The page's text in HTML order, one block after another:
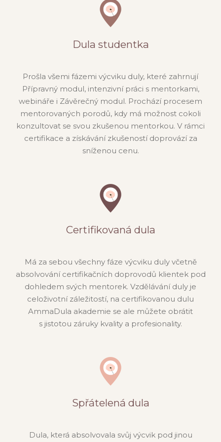
Dula studentka
Prošla všemi fázemi výcviku duly, které zahrnují
Přípravný modul, intenzivní práci s mentorkami,
webináře i Závěrečný modul. Prochází procesem
mentorovaných porodů, kdy má možnost cokoli
konzultovat se svou zkušenou mentorkou. V rámci
certifikace a získávání zkušeností doprovází za
sníženou cenu.
Certifikovaná dula
Má za sebou všechny fáze výcviku duly včetně
absolvování certifikačních doprovodů klientek pod
dohledem svých mentorek. Vzdělávání duly je
celoživotní záležitostí, na certifikovanou dulu
AmmaDula akademie se ale můžete obrátit
s jistotou záruky kvality a profesionality.
Spřátelená dula
Dula, která absolvovala svůj výcvik pod jinou